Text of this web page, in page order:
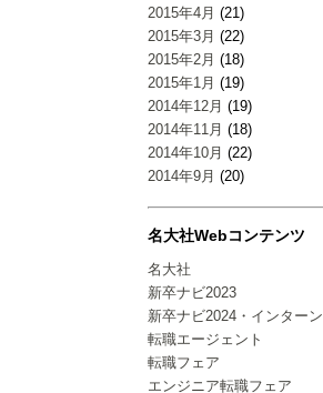
2015年4月 (21)
2015年3月 (22)
2015年2月 (18)
2015年1月 (19)
2014年12月 (19)
2014年11月 (18)
2014年10月 (22)
2014年9月 (20)
名大社Webコンテンツ
名大社
新卒ナビ2023
新卒ナビ2024・インターン
転職エージェント
転職フェア
エンジニア転職フェア